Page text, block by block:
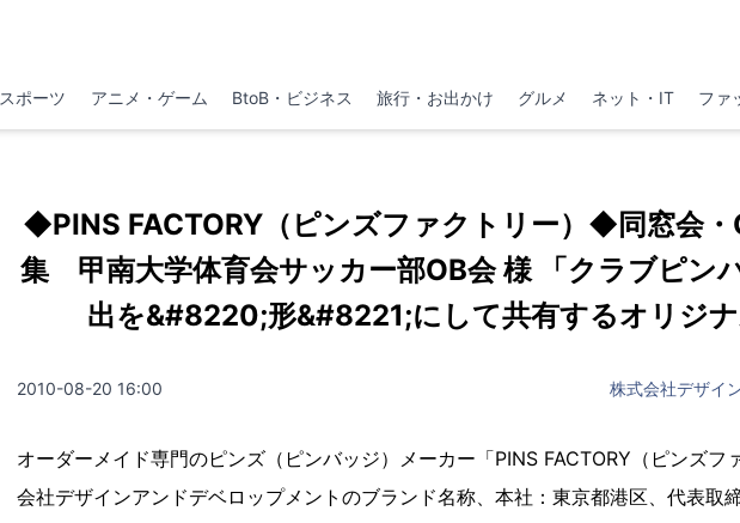
スポーツ アニメ・ゲーム BtoB・ビジネス 旅行・お出かけ グルメ ネット・IT ファ
◆PINS FACTORY（ピンズファクトリー）◆同窓会・
集 甲南大学体育会サッカー部OB会 様 「クラブピン
出を&#8220;形&#8221;にして共有するオリジ
2010-08-20 16:00 株式会社デザイ
オーダーメイド専門のピンズ（ピンバッジ）メーカー「PINS FACTORY（ピンズフ
会社デザインアンドデベロップメントのブランド名称、本社：東京都港区、代表取